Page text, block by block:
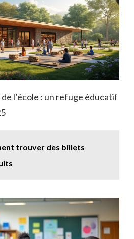
l’école : un refuge éducatif
trouver des billets